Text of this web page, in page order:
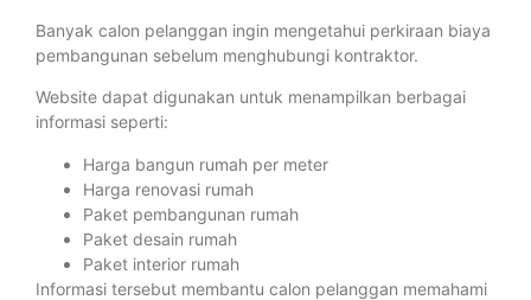
Banyak calon pelanggan ingin mengetahui perkiraan biaya
pembangunan sebelum menghubungi kontraktor.
Website dapat digunakan untuk menampilkan berbagai
informasi seperti:
Harga bangun rumah per meter
Harga renovasi rumah
Paket pembangunan rumah
Paket desain rumah
Paket interior rumah
Informasi tersebut membantu calon pelanggan memahami